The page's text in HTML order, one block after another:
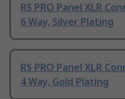
RS PRO Panel XLR
6 Way, Silver Plating
RS PRO Panel XLR
4 Way, Gold Plating